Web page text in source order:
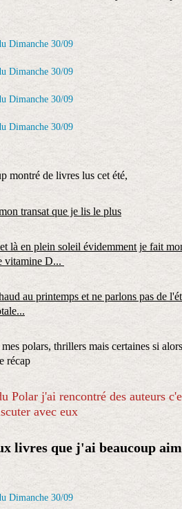
montré de livres lus cet été,
transat que je lis le plus
là en plein soleil évidemment je fait
vitamine D...
au printemps et ne parlons pas de
polars, thrillers mais certaines si
récap
Polar j'ai rencontré des auteurs
avec eux
livres que j'ai beaucoup